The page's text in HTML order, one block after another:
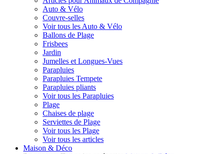
Auto & Vélo
Couvre-selles
Voir tous les Auto & Vélo
Ballons de Plage
Frisbees
Jardin
Jumelles et Longues-Vues
Parapluies
Parapluies Tempete
Parapluies pliants
Voir tous les Parapluies
Plage
Chaises de plage
Serviettes de Plage
Voir tous les Plage
Voir tous les articles
Maison & Déco